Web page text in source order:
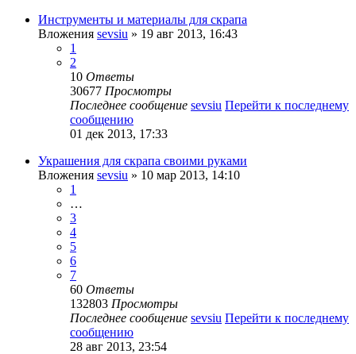
Инструменты и материалы для скрапа
Вложения sevsiu » 19 авг 2013, 16:43
1
2
10 Ответы
30677 Просмотры
Последнее сообщение sevsiu Перейти к последнему
сообщению
01 дек 2013, 17:33
Украшения для скрапа своими руками
Вложения sevsiu » 10 мар 2013, 14:10
1
…
3
4
5
6
7
60 Ответы
132803 Просмотры
Последнее сообщение sevsiu Перейти к последнему
сообщению
28 авг 2013, 23:54